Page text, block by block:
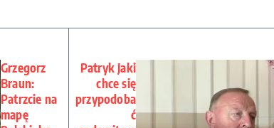
Grzegorz
Braun:
Patrzcie na
mapę
Patryk Jaki
chce się
przypodoba
ć